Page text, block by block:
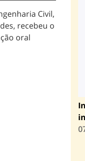
Civil,
recebeu o
oral